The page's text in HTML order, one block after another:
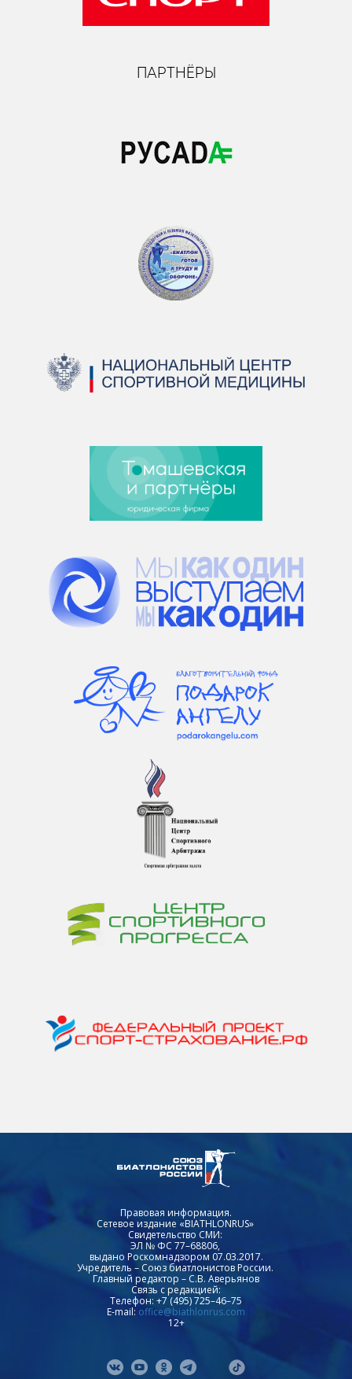
ПАРТНЁРЫ
Правовая информация.
Сетевое издание «BIATHLONRUS»
Свидетельство СМИ:
ЭЛ № ФС 77–68806,
выдано Роскомнадзором 07.03.2017.
Учредитель – Союз биатлонистов России.
Главный редактор – С.В. Аверьянов
Связь с редакцией:
Телефон: +7 (495) 725–46–75
E-mail: office@biathlonrus.com
12+